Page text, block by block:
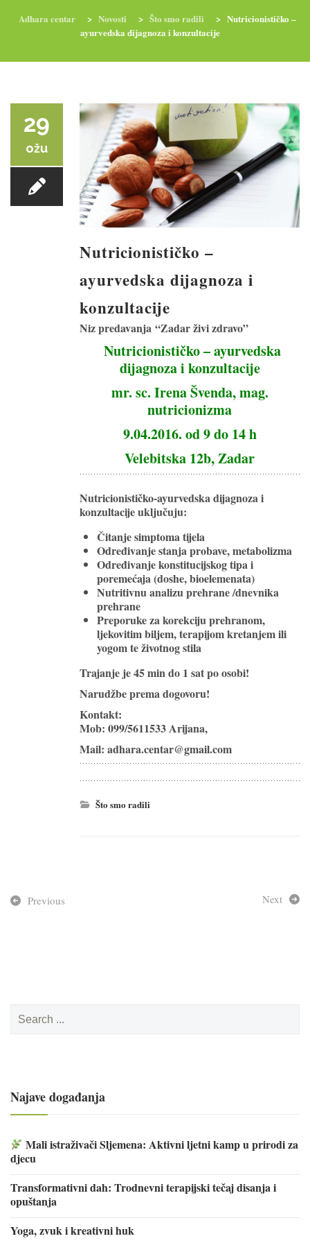
YOGA I TRENINZI
Adhara centar > Novosti > Što smo radili > Nutricionističko –
ayurvedska dijagnoza i konzultacije
29
ožu
Nutricionističko –
ayurvedska dijagnoza i
konzultacije
Niz predavanja “Zadar živi zdravo”
Nutricionističko – ayurvedska
dijagnoza i konzultacije
mr. sc. Irena Švenda, mag.
nutricionizma
9.04.2016. od 9 do 14 h
Velebitska 12b, Zadar
Nutricionističko-ayurvedska dijagnoza i
konzultacije uključuju:
Čitanje simptoma tijela
Određivanje stanja probave, metabolizma
Određivanje konstitucijskog tipa i
poremećaja (doshe, bioelemenata)
Nutritivnu analizu prehrane /dnevnika
prehrane
Preporuke za korekciju prehranom,
ljekovitim biljem, terapijom kretanjem ili
yogom te životnog stila
Trajanje je 45 min do 1 sat po osobi!
Narudžbe prema dogovoru!
Kontakt:
Mob: 099/5611533 Arijana,
Mail: adhara.centar@gmail.com
Što smo radili
Previous Next
for:
Najave događanja
Mali istraživači Sljemena: Aktivni ljetni kamp u prirodi za
djecu
Transformativni dah: Trodnevni terapijski tečaj disanja i
opuštanja
Yoga, zvuk i kreativni huk